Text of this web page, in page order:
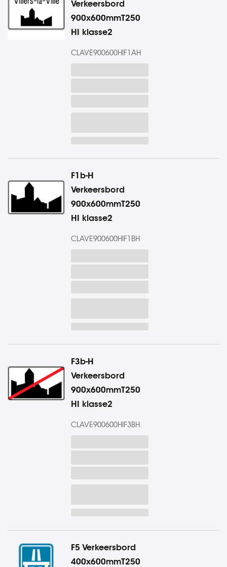
Verkeersbord
900x600mmT250
HI klasse2
CLAVE900600HIF1AH
F1b-H
Verkeersbord
900x600mmT250
HI klasse2
CLAVE900600HIF1BH
F3b-H
Verkeersbord
900x600mmT250
HI klasse2
CLAVE900600HIF3BH
F5 Verkeersbord
400x600mmT250